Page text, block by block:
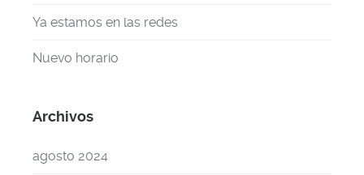
Ya estamos en las redes
Nuevo horario
Archivos
agosto 2024